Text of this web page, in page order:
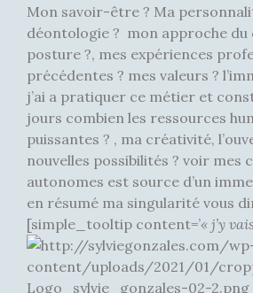
Mon savoir-être ? Ma
déontologie ? mon approche du
posture ?, mes expériences
précédentes ? mes valeurs ?
j’ai a pratiquer ce métier et
jours combien les ressources
puissantes ? , ma créativité,
nouvelles possibilités ? voir mes
autonomes est source d’un
en résumé ma singularité vous
[simple_tooltip content=’« j’y